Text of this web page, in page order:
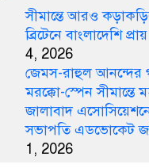
সীমান্তে আরও
ব্রিটেনে বাংলাদেশি
4, 2026
জেমস-রাহুল আনন্দের
মরক্কো-স্পেন সীমান্তে
জালাবাদ
সভাপতি এডভোকেট
1, 2026